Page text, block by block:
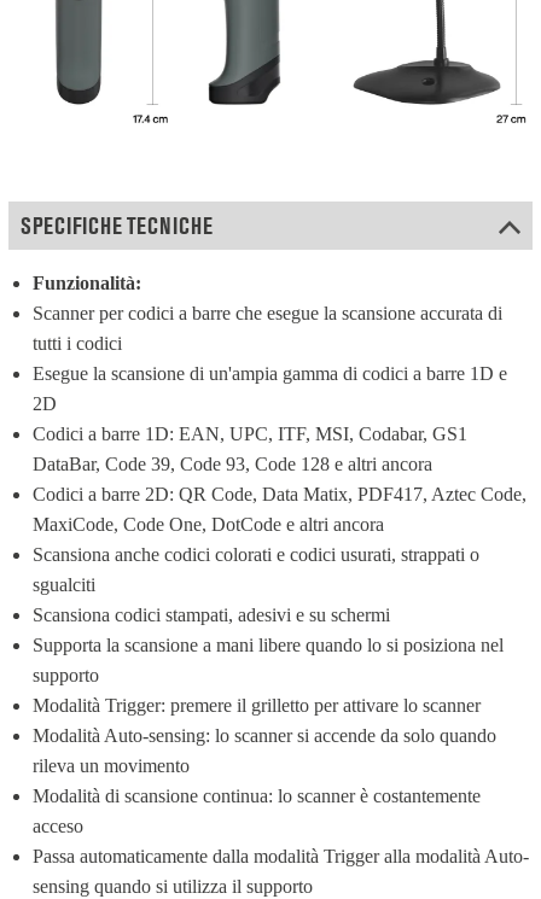
SPECIFICHE TECNICHE
Funzionalità:
Scanner per codici a barre che esegue la scansione accurata di
tutti i codici
Esegue la scansione di un'ampia gamma di codici a barre 1D e
2D
Codici a barre 1D: EAN, UPC, ITF, MSI, Codabar, GS1
DataBar, Code 39, Code 93, Code 128 e altri ancora
Codici a barre 2D: QR Code, Data Matix, PDF417, Aztec Code,
MaxiCode, Code One, DotCode e altri ancora
Scansiona anche codici colorati e codici usurati, strappati o
sgualciti
Scansiona codici stampati, adesivi e su schermi
Supporta la scansione a mani libere quando lo si posiziona nel
supporto
Modalità Trigger: premere il grilletto per attivare lo scanner
Modalità Auto-sensing: lo scanner si accende da solo quando
rileva un movimento
Modalità di scansione continua: lo scanner è costantemente
acceso
Passa automaticamente dalla modalità Trigger alla modalità Auto-
sensing quando si utilizza il supporto